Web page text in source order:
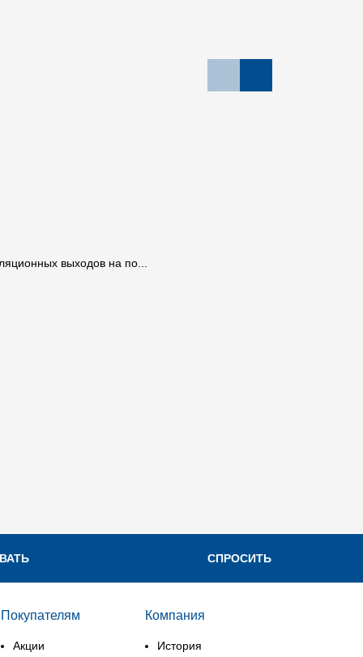
выходов на по...
СПРОСИТЬ
Покупателям
Акции
Компания
История